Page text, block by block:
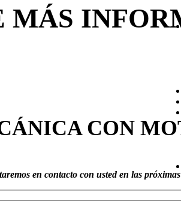
MÁS
CON
en contacto con usted en las